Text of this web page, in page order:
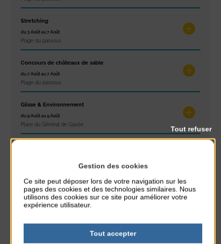
Stretching
du 3 Août au 7 Août
Plage du passous
Concours de châteaux de sable
du 7 Août au 7 Août
Plage du passous
Glisse & Environnement
du 9 Août au 9 Août
Place du Général de Gaulle
Place du Général de Gaulle
Exposition « Itinéraires »
du 10 Août au 16 Août
Petit Office
Gestion des cookies
Ce site peut déposer lors de votre navigation sur les
pages des cookies et des technologies similaires. Nous
utilisons des cookies sur ce site pour améliorer votre
expérience utilisateur.
Tout accepter
Tout refuser